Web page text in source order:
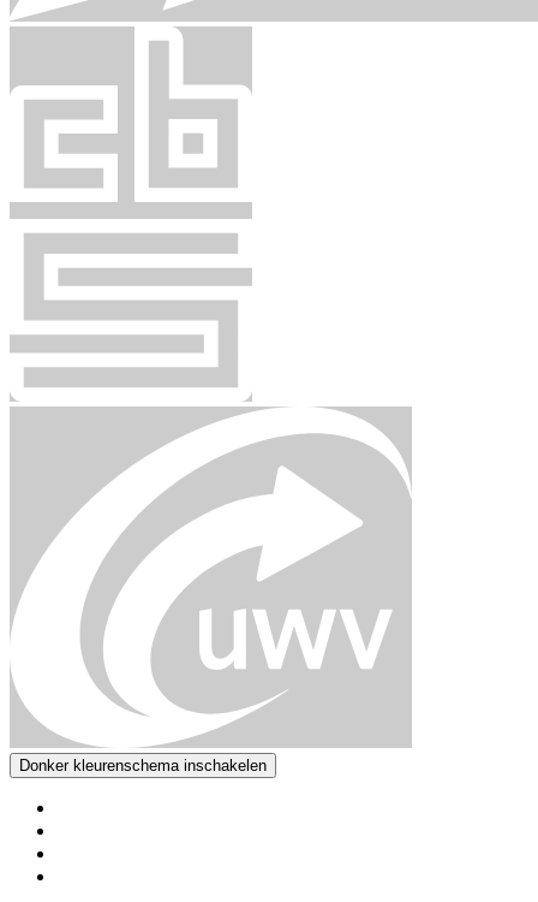
Donker kleurenschema inschakelen